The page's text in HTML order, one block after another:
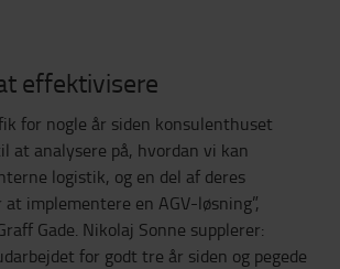
effektivisere
for nogle år siden konsulenthuset
at analysere på, hvordan vi kan
logistik, og en del af deres
implementere en AGV-løsning”,
Gade. Nikolaj Sonne supplerer:
for godt tre år siden og pegede